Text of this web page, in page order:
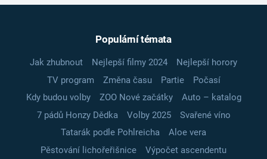
Populární témata
Jak zhubnout Nejlepší filmy 2024
Nejlepší horory
TV program
Změna času Partie
Počasí
Kdy budou volby
ZOO Nové začátky
Auto – katalog
7 pádů Honzy Dědka
Volby 2025
Svařené víno
Tatarák podle Pohlreicha
Aloe vera
Pěstování lichořeřišnice
Výpočet ascendentu